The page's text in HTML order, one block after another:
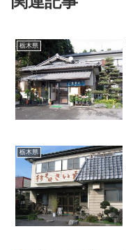
栃木県
栃木県